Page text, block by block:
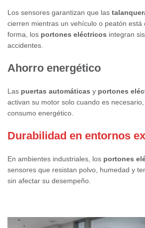
Los sensores garantizan que las
cierren mientras un vehículo o peatón está
forma, los portones eléctricos integran
accidentes.
Ahorro energético
Las puertas automáticas y portones
activan su motor solo cuando es
consumo energético.
Durabilidad en entornos
En ambientes industriales, los portones
sensores que resistan polvo, humedad y
sin afectar su desempeño.